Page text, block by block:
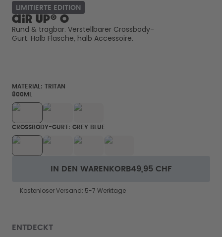
LIMITIERTE EDITION
air up® O
Rund & tragbar. Verstellbarer Crossbody-
Gurt. Halb Flasche, halb Accessoire.
MATERIAL: TRITAN
800ML
CROSSBODY-GURT: GREY BLUE
IN DEN WARENKORB49,95 CHF
Kostenloser Versand: 5-7 Werktage
ENTDECKT